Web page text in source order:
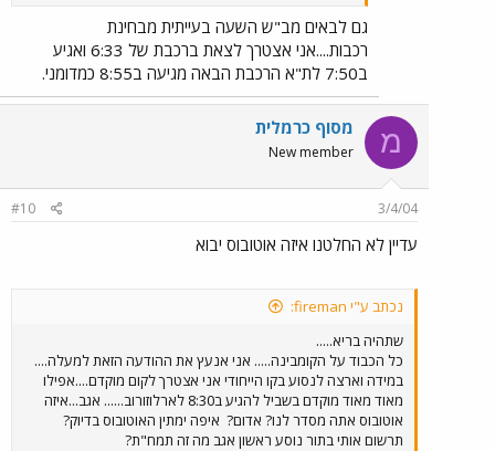
גם לבאים מב"ש השעה בעייתית מבחינת
רכבות....אני אצטרך לצאת ברכבת של 6:33 ואגיע
ב7:50 לת"א הרכבת הבאה מגיעה ב8:55 כמדומני.
מ מסוף כרמלית
New member
3/4/04
#10
עדיין לא החלטנו איזה אוטובוס יבוא
נכתב ע"י fireman:
שתהיה בריא.....
כל הכבוד על הקומבינה..... אני אנעץ את ההודעה הזאת למעלה....
במידה וארצה לנסוע בקו הייחודי אני אצטרך לקום מוקדם....אפילו
מאוד מאוד מוקדם בשביל להגיע ב8:30 לארלוזורוב...... אגב...איזה
אוטובוס אתה מסדר לנו? אדום? איפה ימתין האוטובוס בדיוק?
תרשום אותי בתור נוסע ראשון אגב מה זה תמח"ת?